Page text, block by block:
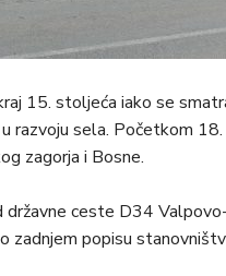
15. stoljeća iako se
razvoju sela. Početkom
zagorja i Bosne.
ceste D34
zadnjem popisu